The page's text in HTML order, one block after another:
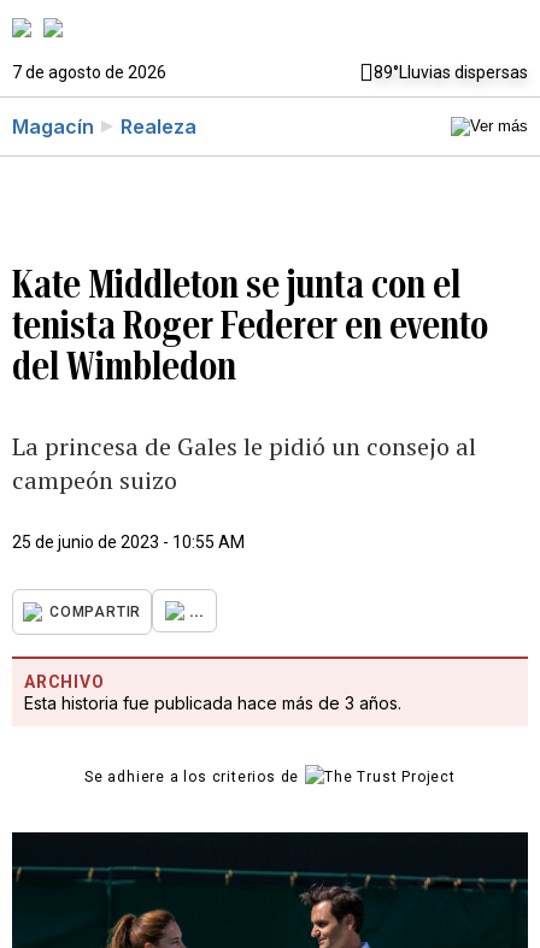
7 de agosto de 2026 89°Lluvias dispersas
Magacín Realeza
Kate Middleton se junta con el
tenista Roger Federer en evento
del Wimbledon
La princesa de Gales le pidió un consejo al
campeón suizo
25 de junio de 2023 - 10:55 AM
COMPARTIR ...
ARCHIVO
Esta historia fue publicada hace más de 3 años.
Se adhiere a los criterios de